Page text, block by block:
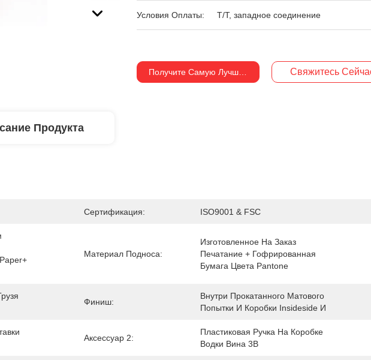
Условия Оплаты: T/T, западное соединение
Получите Самую Лучшую Цену Свяжитесь
Продукта
Сертификация: ISO9001 & FSC
Материал Подноса:
Изготовленное На Заказ
Печатание + Гофрированная
Бумага Цвета Pantone
Финиш:
Внутри Прокатанного Матового
Попытки И Коробки Insideside И
Аксессуар 2:
Пластиковая Ручка На Коробке
Водки Вина 3B